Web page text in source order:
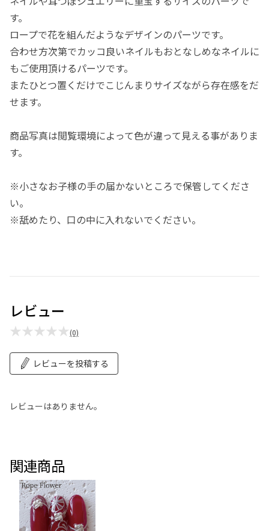
す。
ロープで花を組んだようなデザインのパーツです。
合わせ方次第でカッコ良いネイルもおとなしめなネイルに
もご使用頂けるパーツです。
またひとつ置くだけでこじんまりサイズながら存在感をだ
せます。
商品写真は閲覧環境によって色が違って見える事がありま
す。
※小さなお子様の手の届かないところで保管してくださ
い。
※舐めたり、口の中に入れないでください。
レビュー
★★★★★(0)
レビューを投稿する
レビューはありません。
関連商品